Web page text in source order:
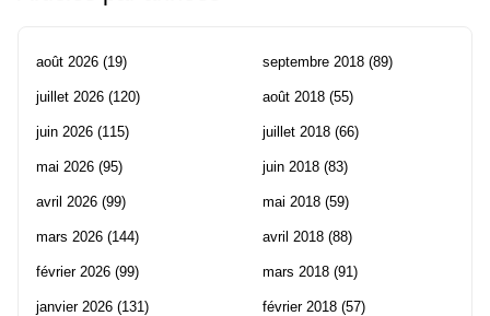
août 2026 (19)
juillet 2026 (120)
juin 2026 (115)
mai 2026 (95)
avril 2026 (99)
mars 2026 (144)
février 2026 (99)
janvier 2026 (131)
septembre 2018 (89)
août 2018 (55)
juillet 2018 (66)
juin 2018 (83)
mai 2018 (59)
avril 2018 (88)
mars 2018 (91)
février 2018 (57)